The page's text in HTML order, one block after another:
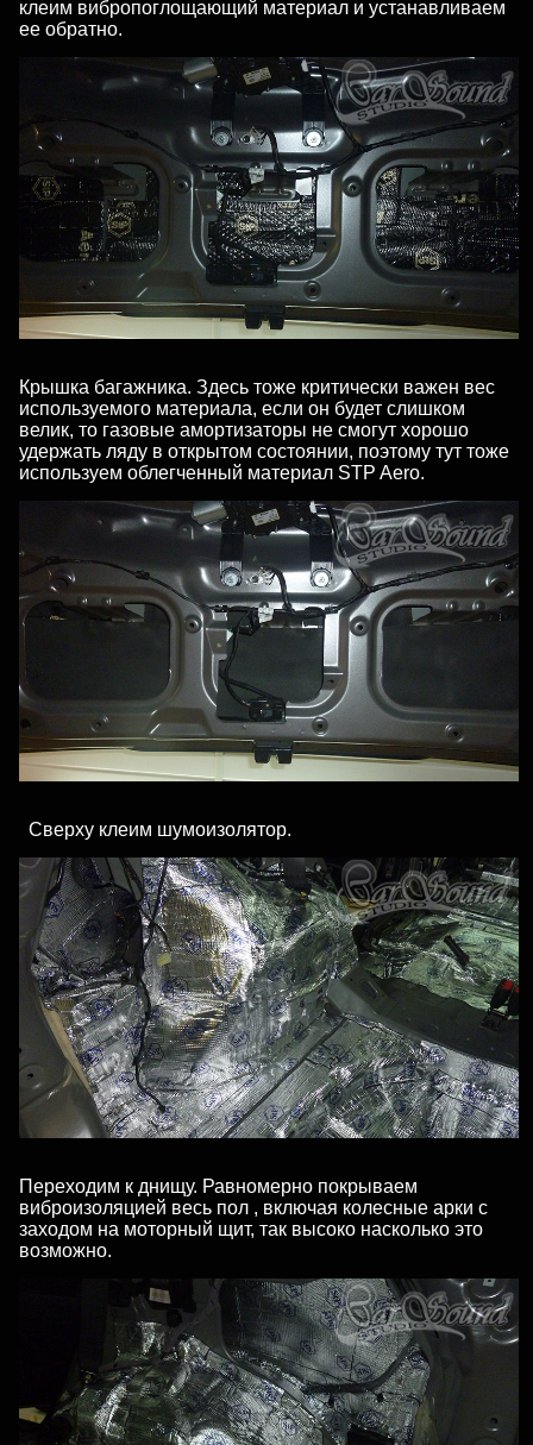
клеим вибропоглощающий материал и устанавливаем
ее обратно.
Крышка багажника. Здесь тоже критически важен вес
используемого материала, если он будет слишком
велик, то газовые амортизаторы не смогут хорошо
удержать ляду в открытом состоянии, поэтому тут тоже
используем облегченный материал STP Aero.
Сверху клеим шумоизолятор.
Переходим к днищу. Равномерно покрываем
виброизоляцией весь пол , включая колесные арки с
заходом на моторный щит, так высоко насколько это
возможно.